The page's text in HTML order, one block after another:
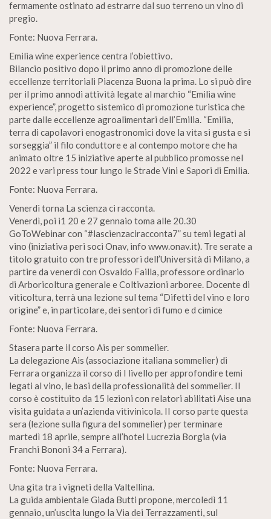
fermamente ostinato ad estrarre dal suo terreno un vino di
pregio.
Fonte: Nuova Ferrara.
Emilia wine experience centra l’obiettivo.
Bilancio positivo dopo il primo anno di promozione delle
eccellenze territoriali Piacenza Buona la prima. Lo si può dire
per il primo annodi attività legate al marchio “Emilia wine
experience”, progetto sistemico di promozione turistica che
parte dalle eccellenze agroalimentari dell’Emilia. “Emilia,
terra di capolavori enogastronomici dove la vita si gusta e si
sorseggia” il filo conduttore e al contempo motore che ha
animato oltre 15 iniziative aperte al pubblico promosse nel
2022 e vari press tour lungo le Strade Vini e Sapori di Emilia.
Fonte: Nuova Ferrara.
Venerdì torna La scienza ci racconta.
Venerdì, poi i1 20 e 27 gennaio toma alle 20.30
GoToWebinar con “#lascienzaciracconta7” su temi legati al
vino (iniziativa peri soci Onav, info www.onav.it). Tre serate a
titolo gratuito con tre professori dell’Università di Milano, a
partire da venerdì con Osvaldo Failla, professore ordinario
di Arboricoltura generale e Coltivazioni arboree. Docente di
viticoltura, terrà una lezione sul tema “Difetti del vino e loro
origine” e, in particolare, dei sentori di fumo e d cimice
Fonte: Nuova Ferrara.
Stasera parte il corso Ais per sommelier.
La delegazione Ais (associazione italiana sommelier) di
Ferrara organizza il corso di I livello per approfondire temi
legati al vino, le basi della professionalità del sommelier. II
corso è costituito da 15 lezioni con relatori abilitati Aise una
visita guidata a un’azienda vitivinicola. II corso parte questa
sera (lezione sulla figura del sommelier) per terminare
martedì 18 aprile, sempre all’hotel Lucrezia Borgia (via
Franchi Bononi 34 a Ferrara).
Fonte: Nuova Ferrara.
Una gita tra i vigneti della Valtellina.
La guida ambientale Giada Butti propone, mercoledì 11
gennaio, un’uscita lungo la Via dei Terrazzamenti, sul